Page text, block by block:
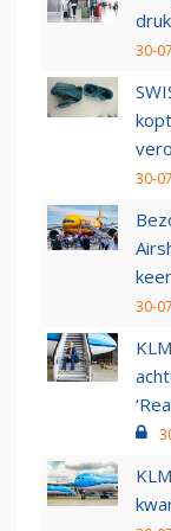
30-
30-
keer
30-